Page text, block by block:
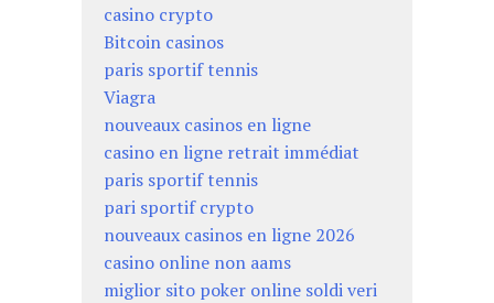
casino crypto
Bitcoin casinos
paris sportif tennis
Viagra
nouveaux casinos en ligne
casino en ligne retrait immédiat
paris sportif tennis
pari sportif crypto
nouveaux casinos en ligne 2026
casino online non aams
miglior sito poker online soldi veri